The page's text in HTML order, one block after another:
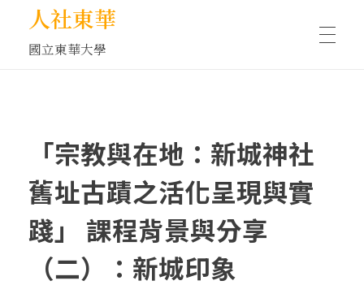
人社東華
國立東華大學
藝文空間
文化沙龍
「宗教與在地：新城神社
舊址古蹟之活化呈現與實
踐」 課程背景與分享
（二）：新城印象